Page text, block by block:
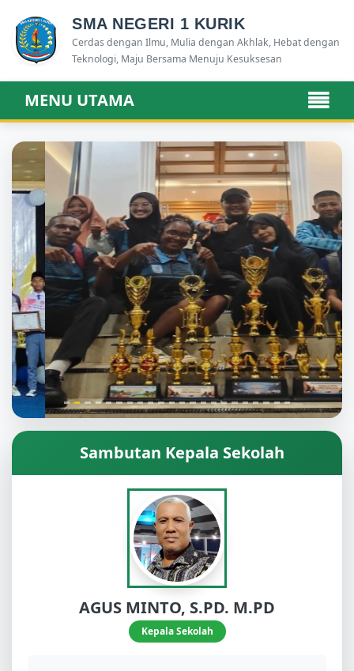
SMA NEGERI 1 KURIK
Cerdas dengan Ilmu, Mulia dengan Akhlak, Hebat dengan
Teknologi, Maju Bersama Menuju Kesuksesan
MENU UTAMA
Sambutan Kepala Sekolah
AGUS MINTO, S.PD. M.PD
Kepala Sekolah